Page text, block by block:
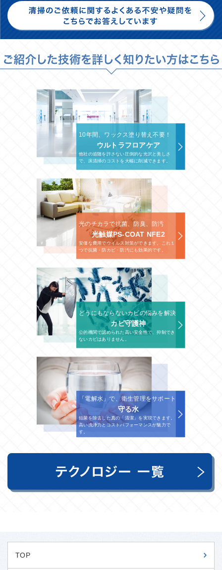
10年間、ワックス塗り替え不要！
ウルトラフロアケア
他社の追随を許さない圧倒的な光沢と美しさ
で、床清掃のコストを大幅に削減できます。
光のチカラで抗菌、防臭、防汚
光触媒PS-COAT NFE2
安価な費用でウイルス対策ができます。これ１
つで抗菌・防カビ・防汚にも効果的です。
どうにもならないカビの悩みを解決
カビ守護神
公的機関で認められた高い安全性で、抑制でき
ないカビはありません。
「電解水」で、衛生管理をサポート
守る水
細菌を除去した真の「清潔」を実現できます。
高い洗浄力とコストパフォーマンスが魅力で
す。
TOP